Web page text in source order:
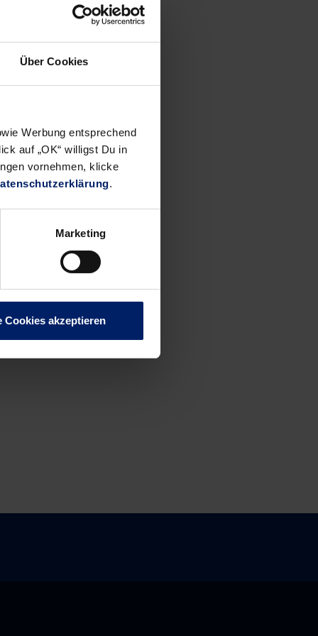
Über Cookies
Werbung entsprechend
auf „OK“ willigst Du in
vornehmen, klicke
.
Marketing
Cookies akzeptieren
auf